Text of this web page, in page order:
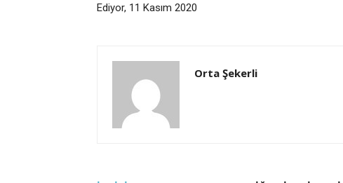
Ediyor, 11 Kasım 2020
Orta Şekerli